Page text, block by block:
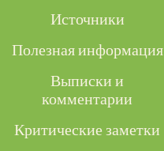
Источники
Полезная информация
Выписки и
комментарии
Критические заметки